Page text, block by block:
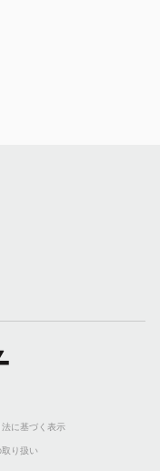
に基づく表示
り扱い